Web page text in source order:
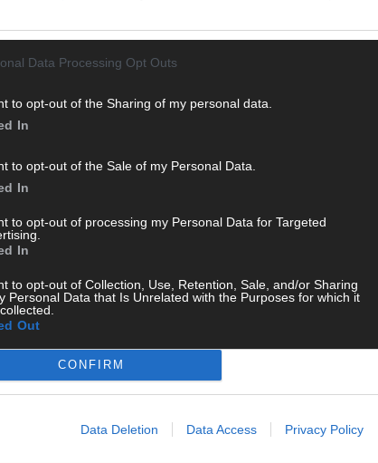
Data Processing Opt Outs
to opt-out of the Sharing of my personal data.
In
to opt-out of the Sale of my Personal Data.
In
to opt-out of processing my Personal Data for Targeted
In
to opt-out of Collection, Use, Retention, Sale, and/or Sharing
Personal Data that Is Unrelated with the Purposes for which it
Out
CONFIRM
Data Deletion Data Access Privacy Policy
WEIHNACHTSGELD